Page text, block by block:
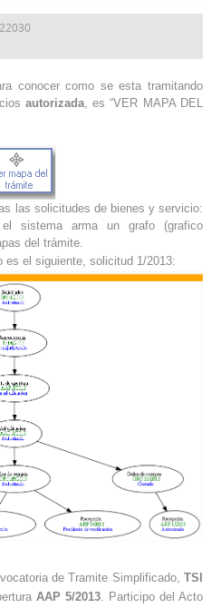
conocer como se esta tramitando
autorizada, es “VER MAPA DEL
las solicitudes de bienes y servicio:
sistema arma un grafo (grafico
del trámite.
es el siguiente, solicitud 1/2013:
de Tramite Simplificado, TSI
AAP 5/2013. Participo del Acto